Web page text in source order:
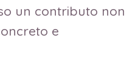
un contributo non
e